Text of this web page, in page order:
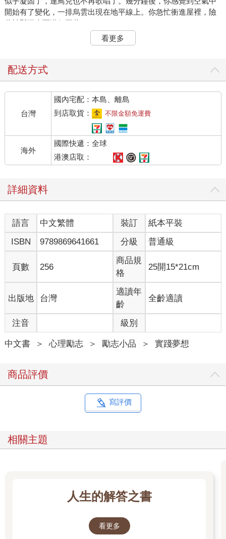
開始有了變化，一排烏雲出現在地平線上。你急忙衝進屋裡，險
些被瓢潑大雨淋個正著。
這就是我們通常所說的「暴風雨前的寧靜」。世界真是一個奇妙
活動。就像北島詩中說的那樣，「一切爆發都有片刻的寧靜」。
入沸水中的那一刻，水銀柱會先下降，隨後才會迅速上升。這種
「下蹲」、「下降」，就是人生的沉潛期，也就是沉默。
有個客人鄭重地送給主人一個禮盒，主人打開一看，只是三個很
普通的金屬做的小人。主人很奇怪地問客人，為什麼送這樣的小
人給他。
客人取出三個小人放在桌上，拿出一根稻草。當稻草穿過第一個
個小人的左耳，稻草從小人的嘴裡吐了出來；當客人再把稻草穿
進第三個小人的左耳時，卻被第三個小人吞進了肚子裡，再也出
不來了。
第一個小人，生活中的一切都沒有思考，更沒有付諸行動，左耳
進右耳出，好像什麼都沒有發生。這是一種對生活消極處理的情
緒，也是對自己的一種放縱，對中肯的意見和有建設性的提議都
懶得去理會，長期地沉浸在自己固定的思維裡面，不想發展，也
第二個小人只是在小處精明，只顧著眼前利益，喜歡到處打聽，
然後不負責任地亂說。為了顯示自己的博聞，喜歡成為閒談的主
角，對看到的、聽到的事不去加以分析，說出來的都是對別人觀
點的簡單重複，該說的不該說的都說了出來，讓周圍的人感到尷
尬，甚至弄出許多是非。
很多時候，沉默是最好的處理方式。很多時候的很多事，有許多
客觀和主觀的因素的影響，不是誰想怎樣就能怎樣的。對那些未
責，也是對自己的尊重。第三個小人告訴我們，要學會沉默。沉
默是金。在紛亂的時刻，沉默靜守才能讓自己保持清醒。當生活
浪濤聲相抗衡的音量，所以你只有沉默。沉默不是退讓，而是一
個積蓄、醞釀、等待出擊的過程。
道：「三年不展翅，是要使翅膀長大；三年不鳴叫，是要觀察與
準備。雖不飛，飛必沖天；雖不鳴，鳴必驚人！」果然，半年
臣，提拔了六個隱士。於是國家昌盛，天下歸服。楚莊王不做沒
有把握的事，不過早暴露自己的意圖，所以能成就大業。蘇軾
看更多
配送方式
台灣
國內宅配：本島、離島
到店取貨：
不限金額免運費
海外
國際快遞：全球
港澳店取：
詳細資料
語言 中文繁體 裝訂
紙本平裝
ISBN
9789869641661 分級 普通級
頁數 256
商品規
格
25開15*21cm
出版地 台灣
適讀年
齡
全齡適讀
注音 級別
中文書 ＞ 心理勵志 ＞ 勵志小品 ＞ 實踐夢想
商品評價
寫評價
相關主題
人生的解答之書
看更多